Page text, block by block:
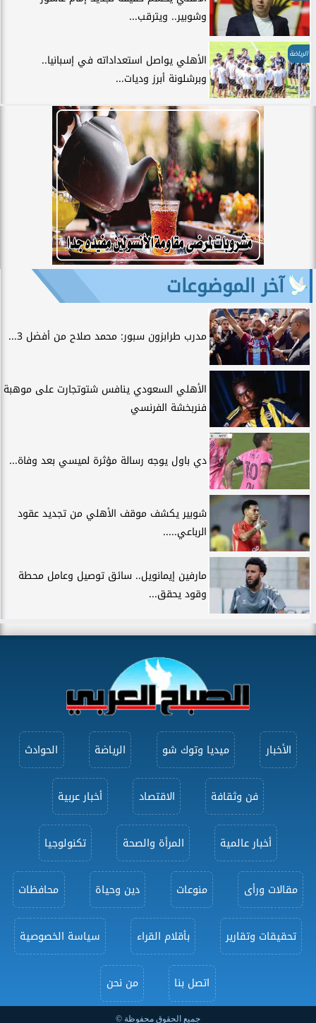
وشوبير.. ويترقب...
الرياضة
الأهلي يواصل استعداداته في إسبانيا..
وبرشلونة أبرز وديات...
آخر الموضوعات
مدرب طرابزون سبور: محمد صلاح من أفضل 3...
الأهلي السعودي ينافس شتوتجارت على موهبة
فنربخشة الفرنسي
دي باول يوجه رسالة مؤثرة لميسي بعد وفاة...
شوبير يكشف موقف الأهلي من تجديد عقود
الرباعي.....
مارفين إيمانويل.. سائق توصيل وعامل محطة
وقود يحقق...
الأخبار ميديا وتوك شو الرياضة الحوادث
فن وثقافة الاقتصاد أخبار عربية
أخبار عالمية المرأة والصحة تكنولوجيا
مقالات ورأى منوعات دين وحياة محافظات
تحقيقات وتقارير بأقلام القراء سياسة الخصوصية
اتصل بنا من نحن
جميع الحقوق محفوظة ©